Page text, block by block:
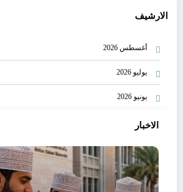
الارشيف
أغسطس 2026
يوليو 2026
يونيو 2026
الاخبار